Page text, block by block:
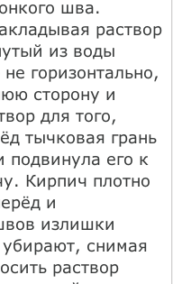
шва.
раствор
из воды
горизонтально,
сторону и
для того,
тычковая грань
подвинула его к
Кирпич плотно
и
излишки
снимая
раствор